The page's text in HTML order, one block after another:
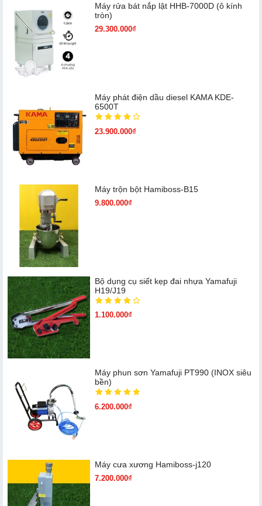
Máy rửa bát nắp lật HHB-7000D (ô kính
tròn)
29.300.000₫
Máy phát điện dầu diesel KAMA KDE-
6500T
23.900.000₫
Máy trộn bột Hamiboss-B15
9.800.000₫
Bộ dụng cụ siết kẹp đai nhựa Yamafuji
H19/J19
1.100.000₫
Máy phun sơn Yamafuji PT990 (INOX siêu
bền)
6.200.000₫
Máy cưa xương Hamiboss-j120
7.200.000₫